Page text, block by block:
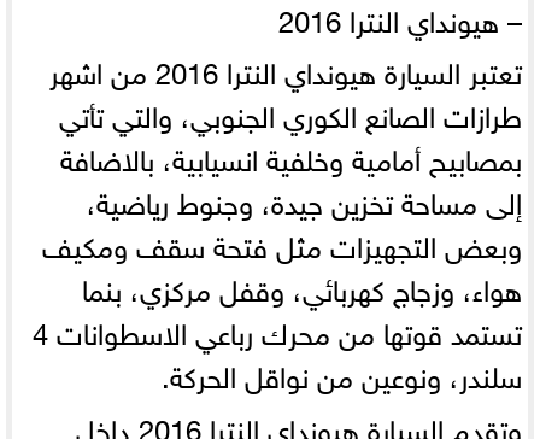
– هيونداي النترا 2016
تعتبر السيارة هيونداي النترا 2016 من اشهر
طرازات الصانع الكوري الجنوبي، والتي تأتي
بمصابيح أمامية وخلفية انسيابية، بالاضافة
إلى مساحة تخزين جيدة، وجنوط رياضية،
وبعض التجهيزات مثل فتحة سقف ومكيف
هواء، وزجاج كهربائي، وقفل مركزي، بنما
تستمد قوتها من محرك رباعي الاسطوانات 4
سلندر، ونوعين من نواقل الحركة.
وتقدم السيارة هيونداي النترا 2016 داخل